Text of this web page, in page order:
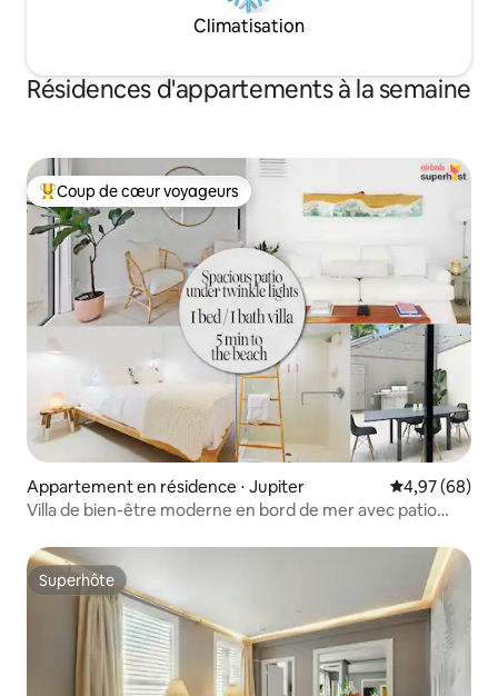
Climatisation
Résidences d'appartements à la semaine
Coups de cœur voyageurs les plus appréciés
Coup de cœur voyageurs
Appartement en résidence ⋅ Jupiter Évaluation
4,97 (68)
Villa de bien-être moderne en bord de mer avec patio
Superhôte
Superhôte